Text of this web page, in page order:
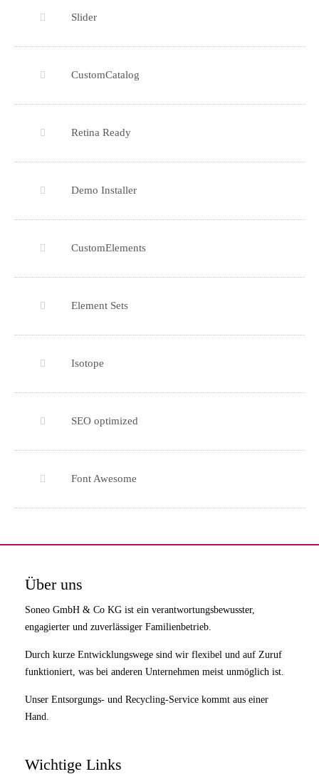
Slider
CustomCatalog
Retina Ready
Demo Installer
CustomElements
Element Sets
Isotope
SEO optimized
Font Awesome
Über uns
Soneo GmbH & Co KG ist ein verantwortungsbewusster,
engagierter und zuverlässiger Familienbetrieb.
Durch kurze Entwicklungswege sind wir flexibel und auf Zuruf
funktioniert, was bei anderen Unternehmen meist unmöglich ist.
Unser Entsorgungs- und Recycling-Service kommt aus einer
Hand.
Wichtige Links